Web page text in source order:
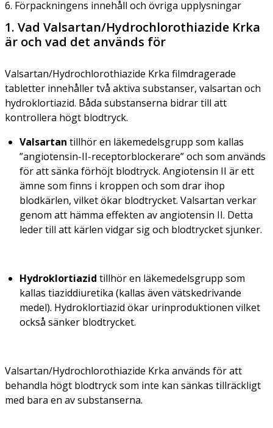
6. Förpackningens innehåll och övriga upplysningar
1. Vad Valsartan/Hydrochlorothiazide Krka
är och vad det används för
Valsartan/Hydrochlorothiazide Krka filmdragerade
tabletter innehåller två aktiva substanser, valsartan och
hydroklortiazid. Båda substanserna bidrar till att
kontrollera högt blodtryck.
Valsartan tillhör en läkemedelsgrupp som kallas
”angiotensin-II-receptorblockerare” och som används
för att sänka förhöjt blodtryck. Angiotensin II är ett
ämne som finns i kroppen och som drar ihop
blodkärlen, vilket ökar blodtrycket. Valsartan verkar
genom att hämma effekten av angiotensin II. Detta
leder till att kärlen vidgar sig och blodtrycket sjunker.
Hydroklortiazid tillhör en läkemedelsgrupp som
kallas tiaziddiuretika (kallas även vätskedrivande
medel). Hydroklortiazid ökar urinproduktionen vilket
också sänker blodtrycket.
Valsartan/Hydrochlorothiazide Krka används för att
behandla högt blodtryck som inte kan sänkas tillräckligt
med bara en av substanserna.